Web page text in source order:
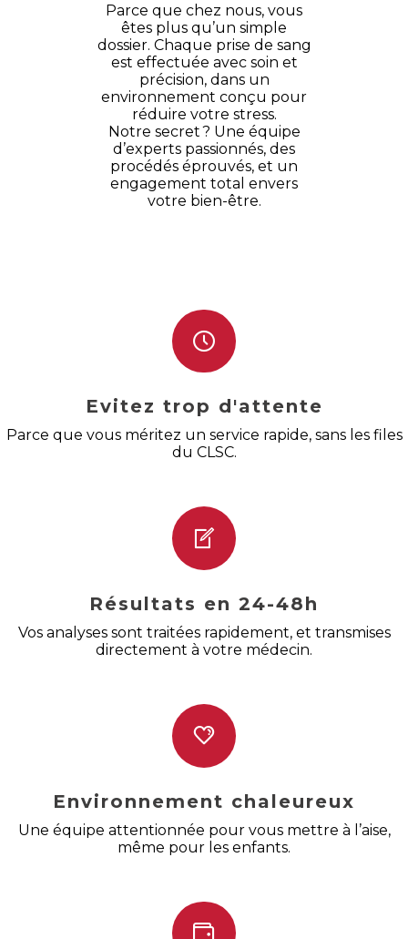
Parce que chez nous, vous
êtes plus qu’un simple
dossier. Chaque prise de sang
est effectuée avec soin et
précision, dans un
environnement conçu pour
réduire votre stress.
Notre secret ? Une équipe
d’experts passionnés, des
procédés éprouvés, et un
engagement total envers
votre bien-être.
Evitez trop d'attente
Parce que vous méritez un service rapide, sans les files
du CLSC.
Résultats en 24-48h
Vos analyses sont traitées rapidement, et transmises
directement à votre médecin.
Environnement chaleureux
Une équipe attentionnée pour vous mettre à l’aise,
même pour les enfants.